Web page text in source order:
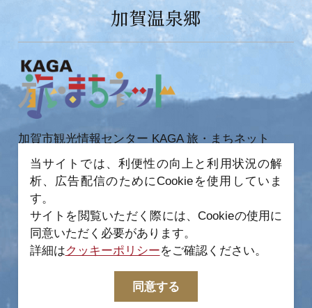
加賀温泉郷
加賀市観光情報センター KAGA 旅・まちネット
〒922-0423
石川県加賀市作見町ヲ6-2 JR 加賀温泉駅内
TEL 0761-72-6678
© 2022-2026 加賀市観光情報センター All Rights
Reserved.
当サイトでは、利便性の向上と利用状況の解
析、広告配信のためにCookieを使用していま
す。
サイトを閲覧いただく際には、Cookieの使用に
同意いただく必要があります。
詳細はクッキーポリシーをご確認ください。
同意する